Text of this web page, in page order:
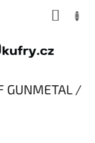
GUNMETAL /